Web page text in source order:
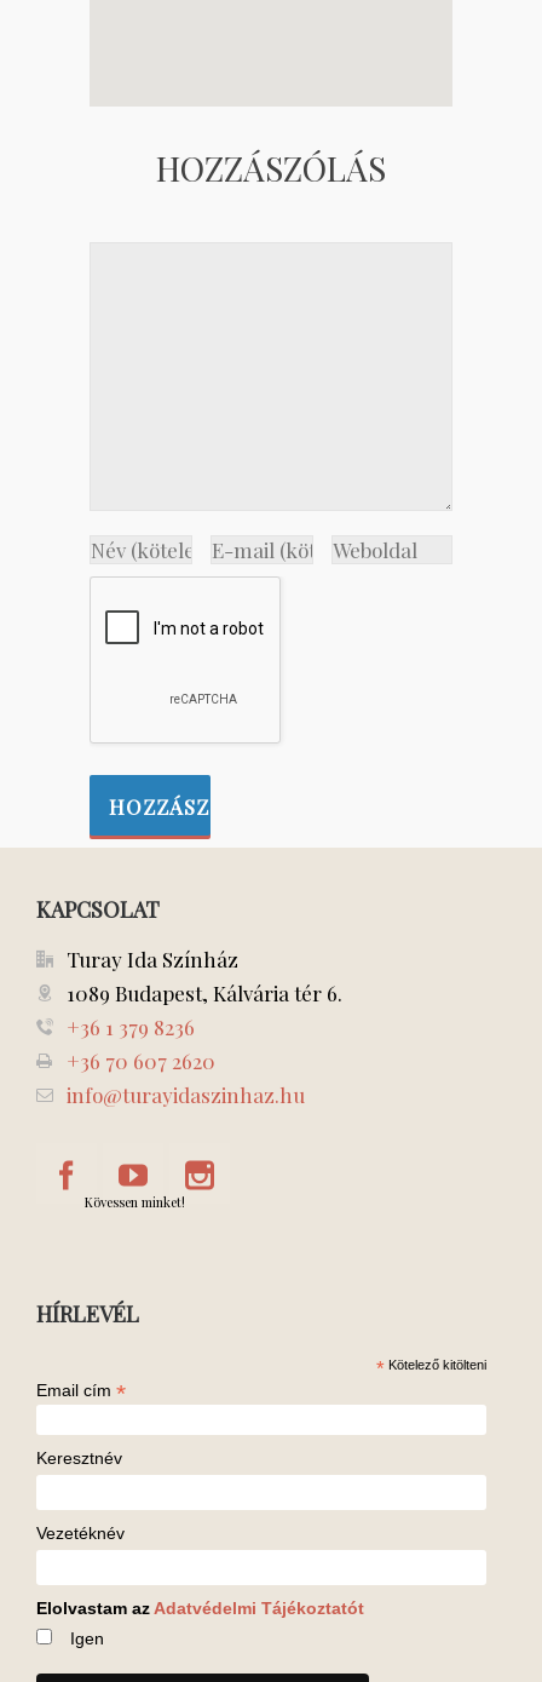
HOZZÁSZÓLÁS
KAPCSOLAT
Turay Ida Színház
1089 Budapest, Kálvária tér 6.
+36 1 379 8236
+36 70 607 2620
info@turayidaszinhaz.hu
Kövessen minket!
HÍRLEVÉL
* Kötelező kitölteni
Email cím *
Keresztnév
Vezetéknév
Elolvastam az Adatvédelmi Tájékoztatót
Igen